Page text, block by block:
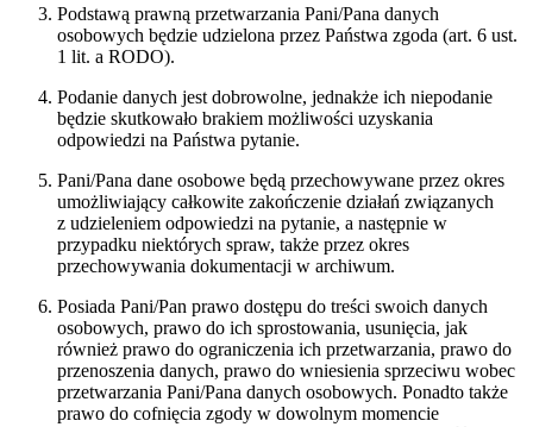
Podstawą prawną przetwarzania Pani/Pana danych
osobowych będzie udzielona przez Państwa zgoda (art. 6 ust.
1 lit. a RODO).
Podanie danych jest dobrowolne, jednakże ich niepodanie
będzie skutkowało brakiem możliwości uzyskania
odpowiedzi na Państwa pytanie.
Pani/Pana dane osobowe będą przechowywane przez okres
umożliwiający całkowite zakończenie działań związanych
z udzieleniem odpowiedzi na pytanie, a następnie w
przypadku niektórych spraw, także przez okres
przechowywania dokumentacji w archiwum.
Posiada Pani/Pan prawo dostępu do treści swoich danych
osobowych, prawo do ich sprostowania, usunięcia, jak
również prawo do ograniczenia ich przetwarzania, prawo do
przenoszenia danych, prawo do wniesienia sprzeciwu wobec
przetwarzania Pani/Pana danych osobowych. Ponadto także
prawo do cofnięcia zgody w dowolnym momencie